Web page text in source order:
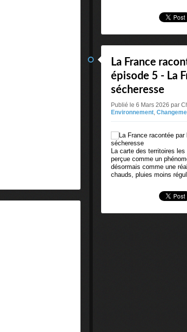
La France
épisode 5 - La
sécheresse
Publié le 6 Mars 2026 par
Environnement,
La carte des territoires
perçue comme un
désormais comme une
chauds, pluies moins